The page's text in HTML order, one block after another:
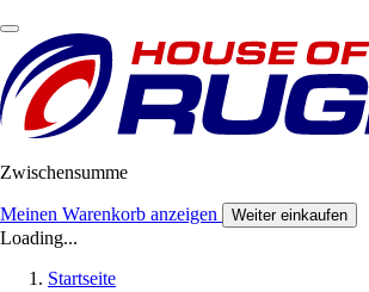
Zwischensumme
Meinen Warenkorb anzeigen Weiter einkaufen
Loading...
Startseite